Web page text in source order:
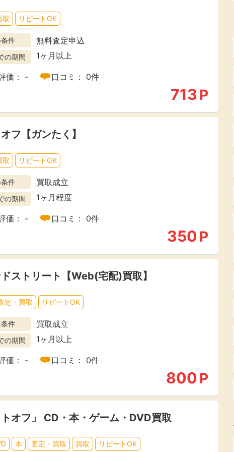
取 リピートOK
件 無料査定申込
の期間 1ヶ月以上
価： - 口コミ： 0件
713P
フ【ガンたく】
取 リピートOK
件 買取成立
の期間 1ヶ月程度
価： - 口コミ： 0件
350 P
ストリート【Web(宅配)買取】
定・買取 リピートOK
件 買取成立
の期間 1ヶ月以上
価： - 口コミ： 0件
800 P
オフ」 CD・本・ゲーム・DVD買取
本 査定・買取 買取 リピートOK